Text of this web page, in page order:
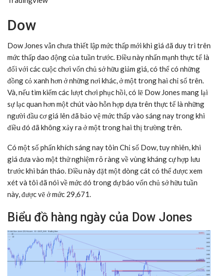
Dow
Dow Jones vẫn chưa thiết lập mức thấp mới khi giá đã duy trì trên
mức thấp dao động của tuần trước. Điều này nhấn mạnh thực tế là
đối với các cuộc chơi vốn chủ sở hữu giảm giá, có thể có những
đồng cỏ xanh hơn ở những nơi khác, ở một trong hai chỉ số trên.
Và, nếu tìm kiếm các lượt chơi phục hồi, có lẽ Dow Jones mang lại
sự lạc quan hơn một chút vào hỗn hợp dựa trên thực tế là những
người đầu cơ giá lên đã bảo vệ mức thấp vào sáng nay trong khi
điều đó đã không xảy ra ở một trong hai thị trường trên.
Có một số phấn khích sáng nay tôin Chỉ số Dow, tuy nhiên, khi
giá đưa vào một thử nghiệm rõ ràng về vùng kháng cự hợp lưu
trước khi bán tháo. Điều này đặt một dòng cát có thể được xem
xét và tôi đã nói về mức đó trong dự báo vốn chủ sở hữu tuần
này, được vẽ ở mức 29,671.
Biểu đồ hàng ngày của Dow Jones